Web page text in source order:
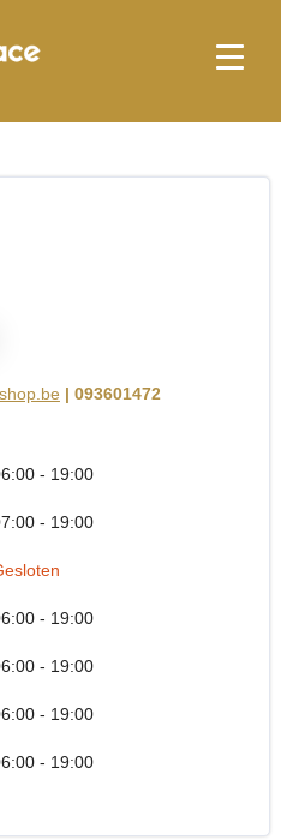
| 093601472
- 19:00
- 19:00
- 19:00
- 19:00
- 19:00
- 19:00